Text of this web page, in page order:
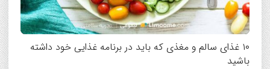
۱۰ غذای سالم و مغذی که باید در برنامه غذایی خود داشته
باشید